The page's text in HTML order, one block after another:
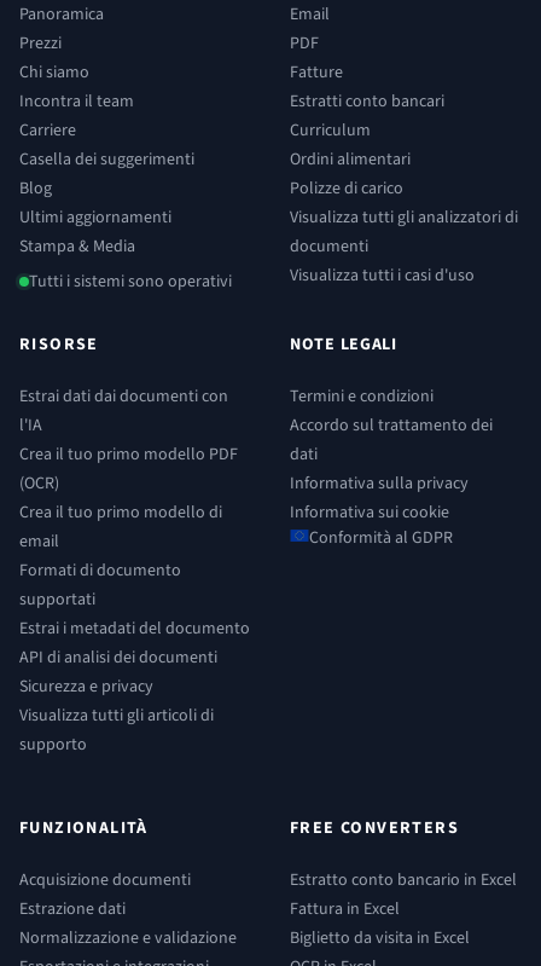
Panoramica
Prezzi
Chi siamo
Incontra il team
Carriere
Casella dei suggerimenti
Blog
Ultimi aggiornamenti
Stampa & Media
Tutti i sistemi sono operativi
Email
PDF
Fatture
Estratti conto bancari
Curriculum
Ordini alimentari
Polizze di carico
Visualizza tutti gli analizzatori di
documenti
Visualizza tutti i casi d'uso
RISORSE
Estrai dati dai documenti con
l'IA
Crea il tuo primo modello PDF
(OCR)
Crea il tuo primo modello di
email
Formati di documento
supportati
Estrai i metadati del documento
API di analisi dei documenti
Sicurezza e privacy
Visualizza tutti gli articoli di
supporto
NOTE LEGALI
Termini e condizioni
Accordo sul trattamento dei
dati
Informativa sulla privacy
Informativa sui cookie
Conformità al GDPR
FUNZIONALITÀ
Acquisizione documenti
Estrazione dati
Normalizzazione e validazione
FREE CONVERTERS
Estratto conto bancario in Excel
Fattura in Excel
Biglietto da visita in Excel